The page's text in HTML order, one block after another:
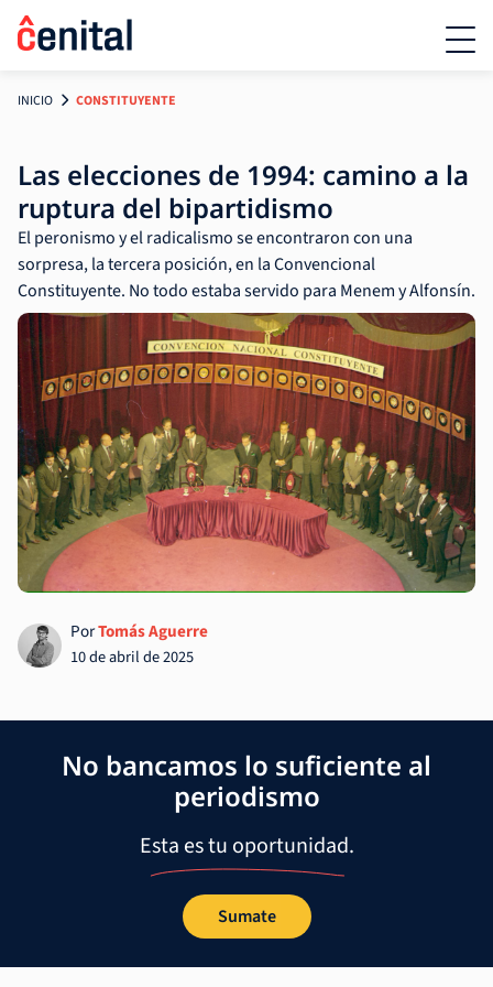
INICIO CONSTITUYENTE
Las elecciones de 1994: camino a la
ruptura del bipartidismo
El peronismo y el radicalismo se encontraron con una
sorpresa, la tercera posición, en la Convencional
Constituyente. No todo estaba servido para Menem y Alfonsín.
PorTomás Aguerre
10 de abril de 2025
No bancamos lo suficiente al
periodismo
Esta es tu oportunidad.
Sumate